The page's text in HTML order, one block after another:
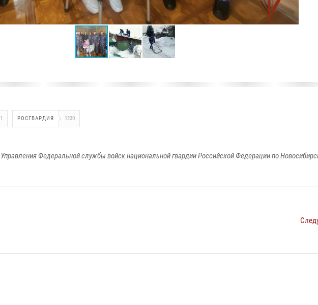
РОСГВАРДИЯ 1230
Федеральной службы войск национальной гвардии Российской Федерации по